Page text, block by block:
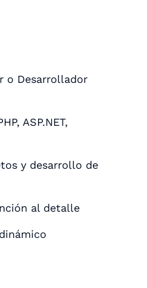
o Desarrollador
ASP.NET,
y desarrollo de
al detalle